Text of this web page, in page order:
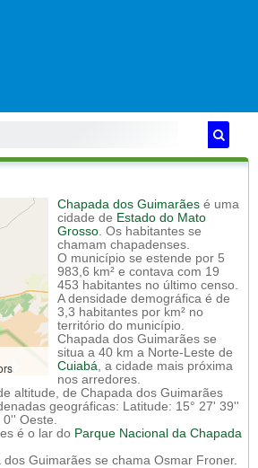
Chapada dos Guimarães é uma
cidade de Estado do Mato
Grosso. Os habitantes se
chamam chapadenses.
O município se estende por 5
983,6 km² e contava com 19
453 habitantes no último censo.
A densidade demográfica é de
3,3 habitantes por km² no
território do município.
Chapada dos Guimarães se
situa a 40 km a Norte-Leste de
Cuiabá, a cidade mais próxima
nos arredores.
altitude, de Chapada dos Guimarães
geográficas: Latitude: 15° 27' 39''
0'' Oeste.
é o lar do Parque Nacional da Chapada
Guimarães se chama Osmar Froner.